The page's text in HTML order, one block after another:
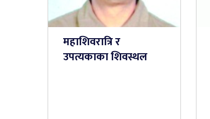
महाशिवरात्रि र
उपत्यकाका शिवस्थल